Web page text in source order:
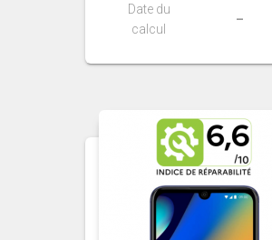
Date du
calcul
–